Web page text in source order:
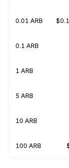
0.01 ARB
0.1 ARB
1 ARB
5 ARB
10 ARB
100 ARB